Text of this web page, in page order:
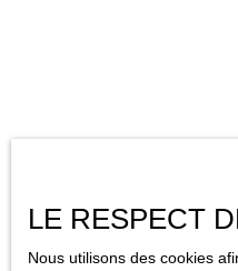
LE RESPECT
Nous utilisons des cookies